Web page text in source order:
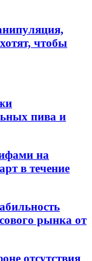
чтобы
пива и
на
в течение
рынка от
отсутствия